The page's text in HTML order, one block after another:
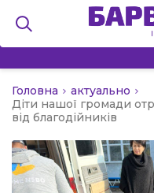
Головна
актуально
Діти нашої громади
від благодійників